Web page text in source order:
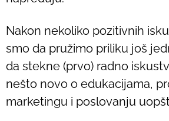
Nakon nekoliko pozitivnih
smo da pružimo priliku još
da stekne (prvo) radno
nešto novo o edukacijama,
marketingu i poslovanju